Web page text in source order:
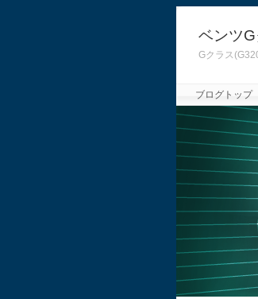
ベンツ
Gクラス
ブログトップ